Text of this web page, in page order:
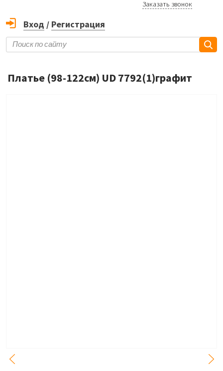
Заказать звонок
Вход / Регистрация
Платье (98-122см) UD 7792(1)графит